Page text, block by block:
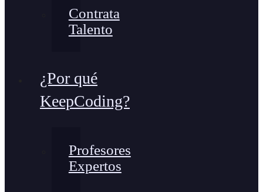
Contrata
Talento
¿Por qué
KeepCoding?
Profesores
Expertos